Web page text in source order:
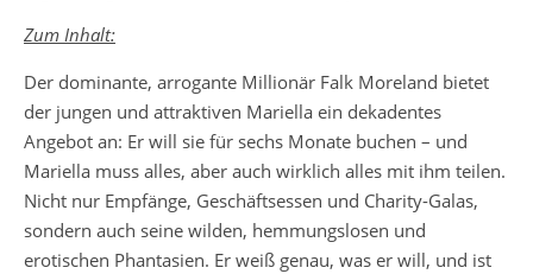
Zum Inhalt:
Der dominante, arrogante Millionär Falk Moreland bietet
der jungen und attraktiven Mariella ein dekadentes
Angebot an: Er will sie für sechs Monate buchen – und
Mariella muss alles, aber auch wirklich alles mit ihm teilen.
Nicht nur Empfänge, Geschäftsessen und Charity-Galas,
sondern auch seine wilden, hemmungslosen und
erotischen Phantasien. Er weiß genau, was er will, und ist